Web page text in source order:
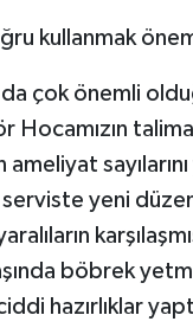
kullanmak
da çok önemli
Hocamızın
yeni
böbrek
hazırlıklar